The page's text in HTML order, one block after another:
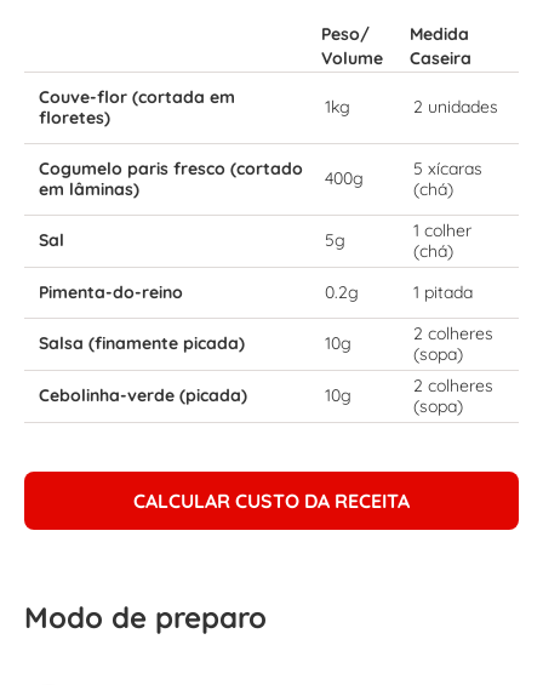
Peso/
Volume
Medida
Caseira
Couve-flor (cortada em
floretes)
1kg 2 unidades
Cogumelo paris fresco (cortado
em lâminas)
400g
5 xícaras
(chá)
Sal 5g
1 colher
(chá)
Pimenta-do-reino
0.2g 1 pitada
Salsa (finamente picada) 10g
2 colheres
(sopa)
Cebolinha-verde (picada)
10g
2 colheres
(sopa)
CALCULAR CUSTO DA RECEITA
Modo de preparo